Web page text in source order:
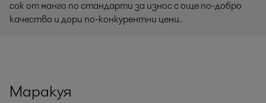
сок от манго по стандарти за износ с още по-добро
качество и дори по-конкурентни цени.
Маракуя